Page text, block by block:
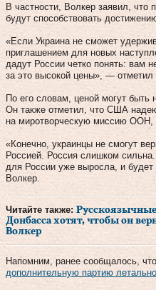
В частности, Волкер заявил, что
будут способствовать
«Если Украина не сможет
приглашением для новых
дадут России четко понять: вам
за это высокой цены», — отметил
По его словам, ценой могут быть
Он также отметил, что США
на миротворческую миссию ООН,
«Конечно, украинцы не смогут
Россией. Россия слишком
для России уже выросла, и
Волкер.
Читайте также:
Донбасса хотят, чтобы он
Волкер
Напомним, ранее сообщалось, что
дополнительную партию